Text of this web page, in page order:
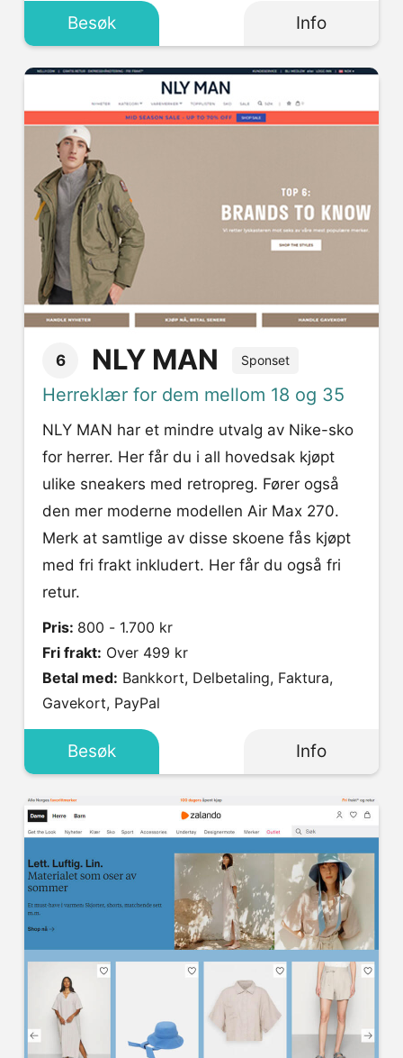
Besøk Info
6 NLY MAN Sponset
Herreklær for dem mellom 18 og 35
NLY MAN har et mindre utvalg av Nike-sko
for herrer. Her får du i all hovedsak kjøpt
ulike sneakers med retropreg. Fører også
den mer moderne modellen Air Max 270.
Merk at samtlige av disse skoene fås kjøpt
med fri frakt inkludert. Her får du også fri
retur.
Pris: 800 - 1.700 kr
Fri frakt: Over 499 kr
Betal med:
Gavekort, PayPal
Besøk Info